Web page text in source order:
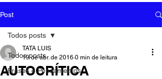
Post
Todos posts
Frases e Pensamentos
Todos posts
AUTOCRÍTICA
TATA LUIS
19 de abr. de 2016 0 min de leitura